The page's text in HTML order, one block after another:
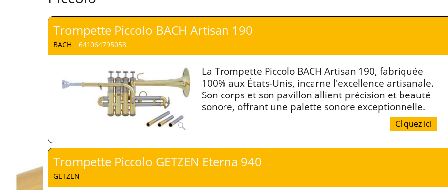
Trompette Piccolo BACH Artisan 190
BACH 641064795053
La Trompette Piccolo BACH Artisan 190, fabriquée
100% aux États-Unis, incarne l'excellence artisanale.
Son corps et son pavillon allient précision et beauté
sonore, offrant une palette sonore exceptionnelle.
Cliquez ici
Trompette Piccolo GETZEN Eterna 940
GETZEN